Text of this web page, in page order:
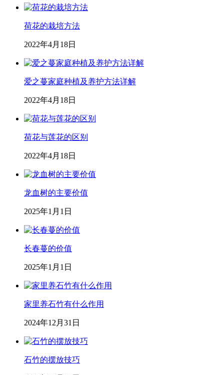
荷花的栽培方法
2022年4月18日
爱之蔓家庭种植及养护方法详解
2022年4月18日
荷花与莲花的区别
2022年4月18日
龙血树的主要价值
2025年1月1日
长春蔓的价值
2025年1月1日
家里养石竹有什么作用
2024年12月31日
石竹的摆放技巧